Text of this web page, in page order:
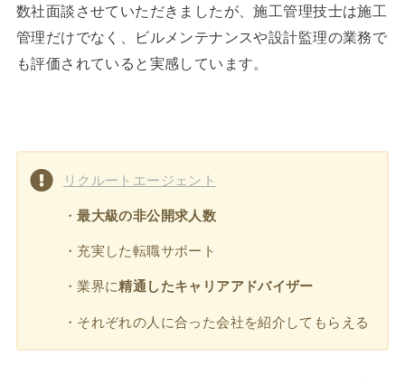
数社面談させていただきましたが、施工管理技士は施工
管理だけでなく、ビルメンテナンスや設計監理の業務で
も評価されていると実感しています。
リクルートエージェント
・最大級の非公開求人数
・充実した転職サポート
・業界に精通したキャリアアドバイザー
・それぞれの人に合った会社を紹介してもらえる